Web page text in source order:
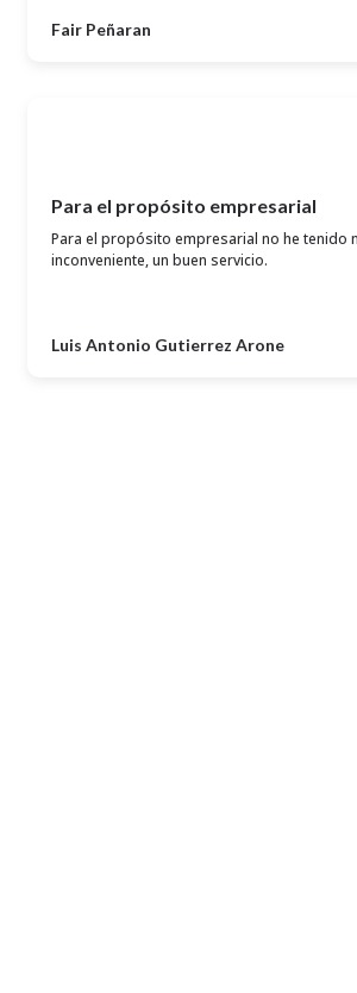
Fair Peñaran
Para el propósito empresarial
Para el propósito empresarial no he tenido
inconveniente, un buen servicio.
Luis Antonio Gutierrez Arone